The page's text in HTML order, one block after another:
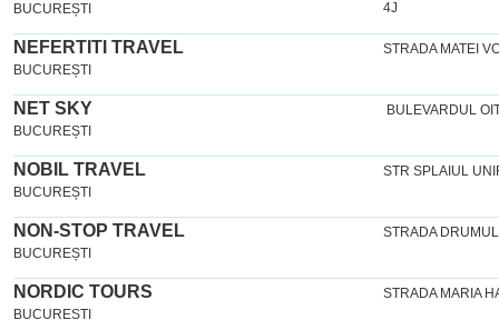
BUCUREȘTI 4J
NEFERTITI TRAVEL
BUCUREȘTI
STRADA MATEI
NET SKY
BUCUREȘTI
BULEVARDUL
NOBIL TRAVEL
BUCUREȘTI
STR SPLAIUL
NON-STOP TRAVEL
BUCUREȘTI
STRADA
NORDIC TOURS
BUCUREȘTI
STRADA MARIA